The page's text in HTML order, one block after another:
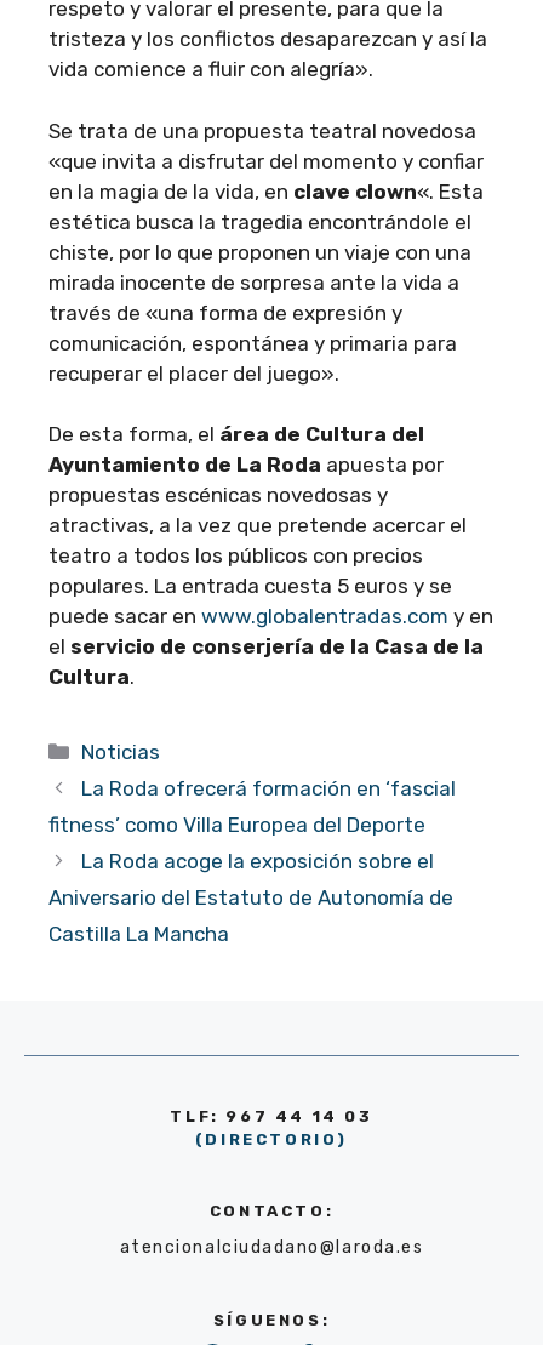
respeto y valorar el presente, para que la
tristeza y los conflictos desaparezcan y así la
vida comience a fluir con alegría».
Se trata de una propuesta teatral novedosa
«que invita a disfrutar del momento y confiar
en la magia de la vida, en clave clown«. Esta
estética busca la tragedia encontrándole el
chiste, por lo que proponen un viaje con una
mirada inocente de sorpresa ante la vida a
través de «una forma de expresión y
comunicación, espontánea y primaria para
recuperar el placer del juego».
De esta forma, el área de Cultura del
Ayuntamiento de La Roda apuesta por
propuestas escénicas novedosas y
atractivas, a la vez que pretende acercar el
teatro a todos los públicos con precios
populares. La entrada cuesta 5 euros y se
puede sacar en www.globalentradas.com y en
el servicio de conserjería de la Casa de la
Cultura.
Categorías
Noticias
La Roda ofrecerá formación en ‘fascial
fitness’ como Villa Europea del Deporte
La Roda acoge la exposición sobre el
Aniversario del Estatuto de Autonomía de
Castilla La Mancha
TLF: 967 44 14 03
(DIRECTORIO)
CONTACTO:
atencionalciudadano@laroda.es
SÍGUENOS: